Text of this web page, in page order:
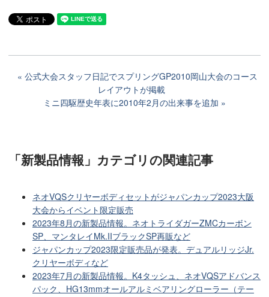
公式大会スタッフ日記でスプリングGP2010岡山大会のコース
レイアウトが掲載
ミニ四駆歴史年表に2010年2月の出来事を追加
「新製品情報」カテゴリの関連記事
ネオVQSクリヤーボディセットがジャパンカップ2023大阪
大会からイベント限定販売
2023年8月の新製品情報。ネオトライダガーZMCカーボン
SP、マンタレイMk.IIブラックSP再販など
ジャパンカップ2023限定販売品が発表。デュアルリッジJr.
クリヤーボディなど
2023年7月の新製品情報。K4タッシュ、ネオVQSアドバンス
パック、HG13mmオールアルミベアリングローラー（テー